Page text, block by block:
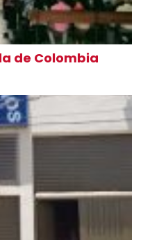
de Colombia